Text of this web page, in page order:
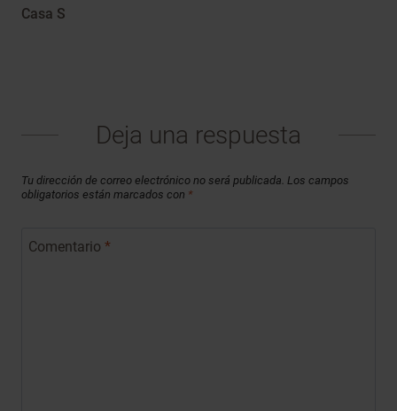
Casa S
Deja una respuesta
Tu dirección de correo electrónico no será publicada. Los campos
obligatorios están marcados con *
Comentario *